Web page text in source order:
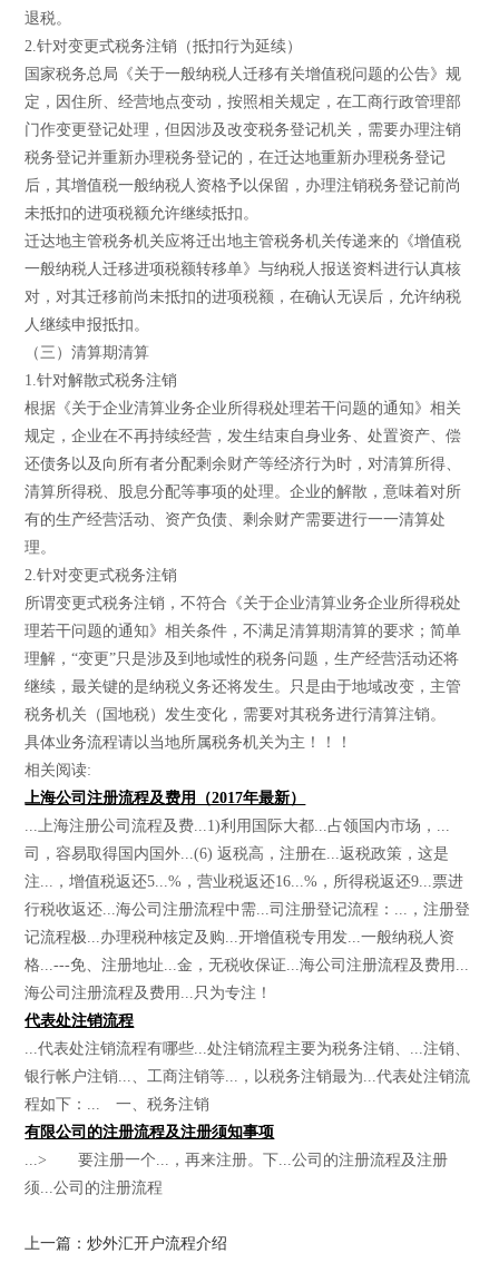
退税。
2.针对变更式税务注销（抵扣行为延续）
国家税务总局《关于一般纳税人迁移有关增值税问题的公告》规
定，因住所、经营地点变动，按照相关规定，在工商行政管理部
门作变更登记处理，但因涉及改变税务登记机关，需要办理注销
税务登记并重新办理税务登记的，在迁达地重新办理税务登记
后，其增值税一般纳税人资格予以保留，办理注销税务登记前尚
未抵扣的进项税额允许继续抵扣。
迁达地主管税务机关应将迁出地主管税务机关传递来的《增值税
一般纳税人迁移进项税额转移单》与纳税人报送资料进行认真核
对，对其迁移前尚未抵扣的进项税额，在确认无误后，允许纳税
人继续申报抵扣。
（三）清算期清算
1.针对解散式税务注销
根据《关于企业清算业务企业所得税处理若干问题的通知》相关
规定，企业在不再持续经营，发生结束自身业务、处置资产、偿
还债务以及向所有者分配剩余财产等经济行为时，对清算所得、
清算所得税、股息分配等事项的处理。企业的解散，意味着对所
有的生产经营活动、资产负债、剩余财产需要进行一一清算处
理。
2.针对变更式税务注销
所谓变更式税务注销，不符合《关于企业清算业务企业所得税处
理若干问题的通知》相关条件，不满足清算期清算的要求；简单
理解，“变更”只是涉及到地域性的税务问题，生产经营活动还将
继续，最关键的是纳税义务还将发生。只是由于地域改变，主管
税务机关（国地税）发生变化，需要对其税务进行清算注销。
具体业务流程请以当地所属税务机关为主！！！
相关阅读:
上海公司注册流程及费用（2017年最新）
...上海注册公司流程及费...1)利用国际大都...占领国内市场，...
司，容易取得国内国外...(6) 返税高，注册在...返税政策，这是
注...，增值税返还5...%，营业税返还16...%，所得税返还9...票进
行税收返还...海公司注册流程中需...司注册登记流程：...，注册登
记流程极...办理税种核定及购...开增值税专用发...一般纳税人资
格...---免、注册地址...金，无税收保证...海公司注册流程及费用...
海公司注册流程及费用...只为专注！
代表处注销流程
...代表处注销流程有哪些...处注销流程主要为税务注销、...注销、
银行帐户注销...、工商注销等...，以税务注销最为...代表处注销流
程如下：... 一、税务注销
有限公司的注册流程及注册须知事项
...> 要注册一个...，再来注册。下...公司的注册流程及注册
须...公司的注册流程
上一篇：炒外汇开户流程介绍